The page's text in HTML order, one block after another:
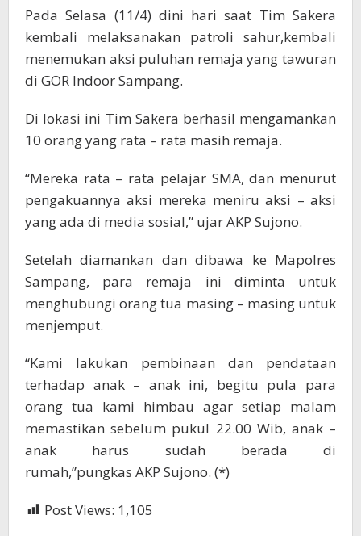
Pada Selasa (11/4) dini hari saat Tim Sakera
kembali melaksanakan patroli sahur,kembali
menemukan aksi puluhan remaja yang tawuran
di GOR Indoor Sampang.
Di lokasi ini Tim Sakera berhasil mengamankan
10 orang yang rata – rata masih remaja.
“Mereka rata – rata pelajar SMA, dan menurut
pengakuannya aksi mereka meniru aksi – aksi
yang ada di media sosial,” ujar AKP Sujono.
Setelah diamankan dan dibawa ke Mapolres
Sampang, para remaja ini diminta untuk
menghubungi orang tua masing – masing untuk
menjemput.
“Kami lakukan pembinaan dan pendataan
terhadap anak – anak ini, begitu pula para
orang tua kami himbau agar setiap malam
memastikan sebelum pukul 22.00 Wib, anak –
anak harus sudah berada di
rumah,”pungkas AKP Sujono. (*)
Post Views: 1,105